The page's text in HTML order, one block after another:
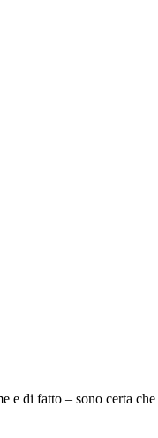
e di fatto – sono certa